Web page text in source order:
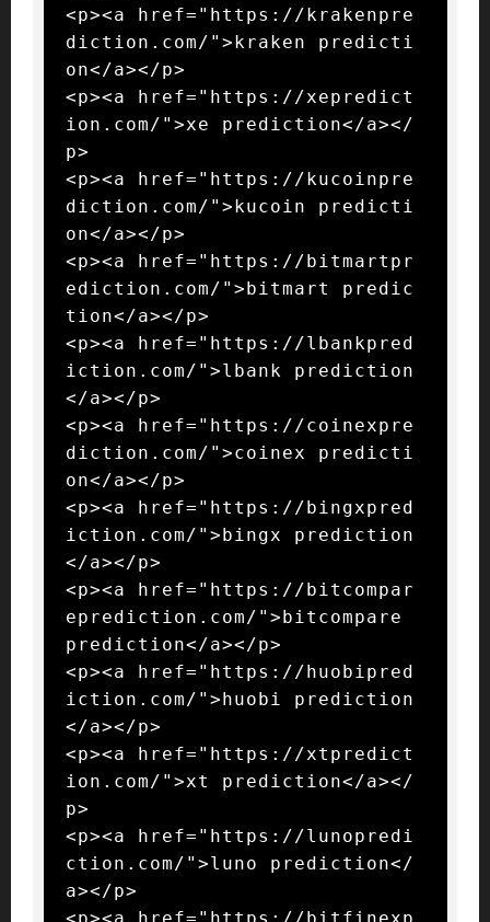
<p><a href="https://krakenpre
diction.com/">kraken predicti
on</a></p>
<p><a href="https://xepredict
ion.com/">xe prediction</a></
p>
<p><a href="https://kucoinpre
diction.com/">kucoin predicti
on</a></p>
<p><a href="https://bitmartpr
ediction.com/">bitmart predic
tion</a></p>
<p><a href="https://lbankpred
iction.com/">lbank prediction
</a></p>
<p><a href="https://coinexpre
diction.com/">coinex predicti
on</a></p>
<p><a href="https://bingxpred
iction.com/">bingx prediction
</a></p>
<p><a href="https://bitcompar
eprediction.com/">bitcompare
prediction</a></p>
<p><a href="https://huobipred
iction.com/">huobi prediction
</a></p>
<p><a href="https://xtpredict
ion.com/">xt prediction</a></
p>
<p><a href="https://lunopredi
ction.com/">luno prediction</
a></p>